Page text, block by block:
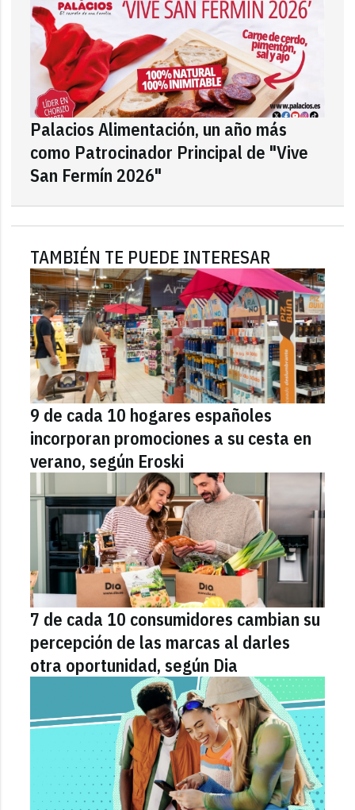
Palacios Alimentación, un año más
como Patrocinador Principal de "Vive
San Fermín 2026"
TAMBIÉN TE PUEDE INTERESAR
9 de cada 10 hogares españoles
incorporan promociones a su cesta en
verano, según Eroski
7 de cada 10 consumidores cambian su
percepción de las marcas al darles
otra oportunidad, según Dia